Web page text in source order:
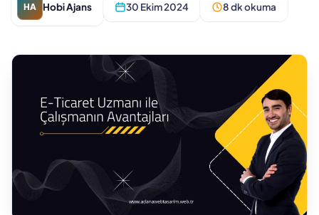
HA Hobi Ajans 30 Ekim 2024 8 dk okuma